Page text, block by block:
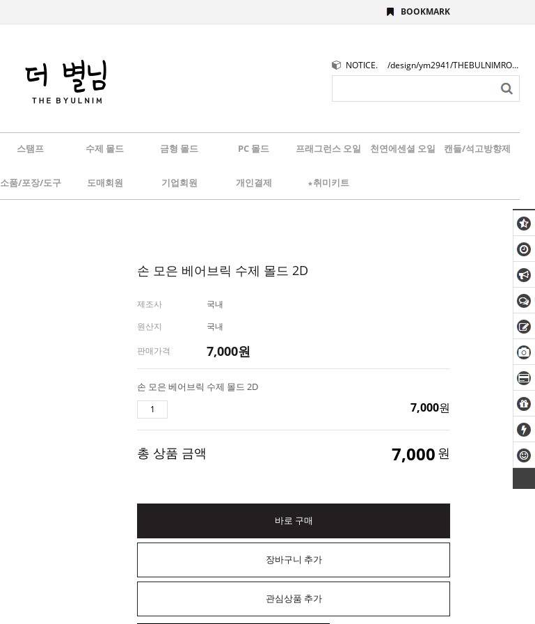
BOOKMARK
NOTICE. /design/ym2941/THEBULNIMROGO.png
스탬프 수제 몰드 금형 몰드 PC 몰드 프래그런스 오일 천연에센셜 오일 캔들/석고방향제
소품/포장/도구 도매회원 기업회원 개인결제 ★취미키트
손 모은 베어브릭 수제 몰드 2D
제조사
국내
원산지
국내
판매가격 7,000원
손 모은 베어브릭 수제 몰드 2D
7,000원
총 상품 금액 7,000 원
바로 구매
장바구니 추가
관심상품 추가